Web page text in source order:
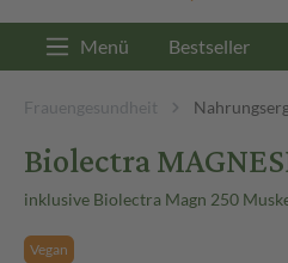
Menü Bestseller
Frauengesundheit
Biolectra
inklusive Biolectra Magn 250
Vegan